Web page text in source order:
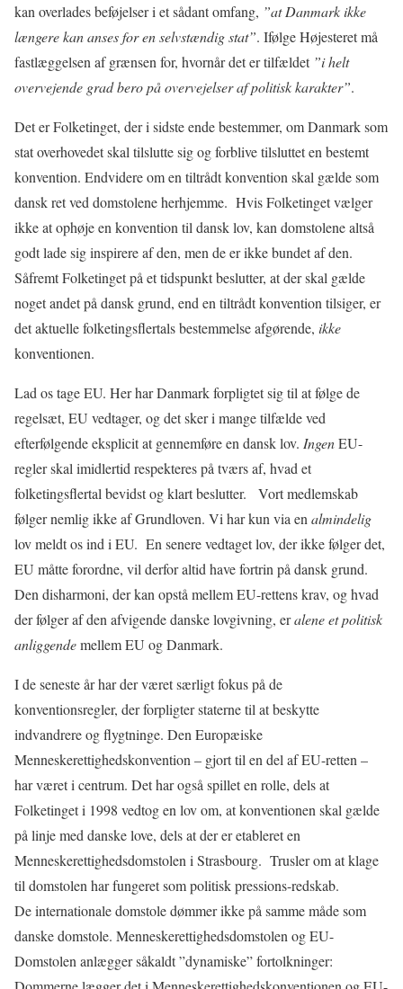
kan overlades beføjelser i et sådant omfang, ”at Danmark ikke
længere kan anses for en selvstændig stat”. Ifølge Højesteret må
fastlæggelsen af grænsen for, hvornår det er tilfældet ”i helt
overvejende grad bero på overvejelser af politisk karakter”.
Det er Folketinget, der i sidste ende bestemmer, om Danmark som
stat overhovedet skal tilslutte sig og forblive tilsluttet en bestemt
konvention. Endvidere om en tiltrådt konvention skal gælde som
dansk ret ved domstolene herhjemme. Hvis Folketinget vælger
ikke at ophøje en konvention til dansk lov, kan domstolene altså
godt lade sig inspirere af den, men de er ikke bundet af den.
Såfremt Folketinget på et tidspunkt beslutter, at der skal gælde
noget andetpå dansk grund, end en tiltrådt konvention tilsiger, er
det aktuelle folketingsflertals bestemmelse afgørende, ikke
konventionen.
Lad os tage EU. Her har Danmark forpligtet sig til at følge de
regelsæt, EU vedtager, og det sker i mange tilfælde ved
efterfølgende eksplicit at gennemføre en dansk lov. IngenEU-
regler skal imidlertid respekteres på tværs af, hvad et
folketingsflertal bevidst og klart beslutter.
Vort medlemskab
følger nemlig ikke af Grundloven. Vi har kun via en almindelig
lov meldt os ind i EU. En senere vedtaget lov, der ikke følger det,
EU måtte forordne, vil derfor altid have fortrin på dansk grund.
Den disharmoni, der kan opstå mellem EU-rettens krav, og hvad
der følger af den afvigende danske lovgivning, eralene et politisk
anliggendemellem EU og Danmark.
I de seneste år har der været særligt fokus på de
konventionsregler, der forpligter staterne til at beskytte
indvandrere og flygtninge. Den Europæiske
Menneskerettighedskonvention – gjort til en del af EU-retten –
har været i centrum. Det har også spillet en rolle, dels at
Folketinget i 1998 vedtog en lov om, at konventionen skal gælde
på linje med danske love, dels at der er etableret en
Menneskerettighedsdomstolen i Strasbourg. Trusler om at klage
til domstolen har fungeret som politisk pressions-redskab.
De internationale domstole dømmer ikke på samme måde som
danske domstole. Menneskerettighedsdomstolen og EU-
Domstolen anlægger såkaldt ”dynamiske” fortolkninger: